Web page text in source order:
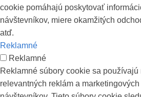
cookie pomáhajú poskytovať
návštevníkov, miere okamžitých
atď.
Reklamné
Reklamné
Reklamné súbory cookie sa
relevantných reklám a